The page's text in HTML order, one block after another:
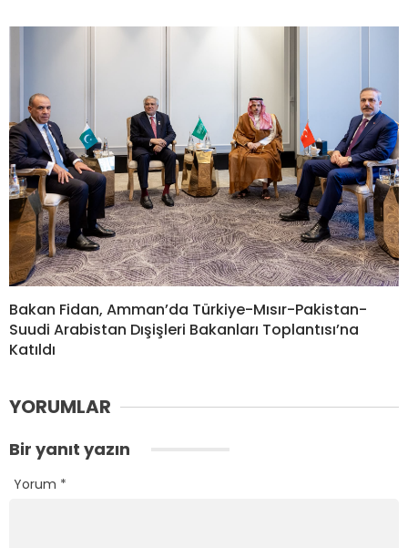
Bakan Fidan, Amman’da Türkiye-Mısır-Pakistan-
Suudi Arabistan Dışişleri Bakanları Toplantısı’na
Katıldı
YORUMLAR
Bir yanıt yazın
Yorum *